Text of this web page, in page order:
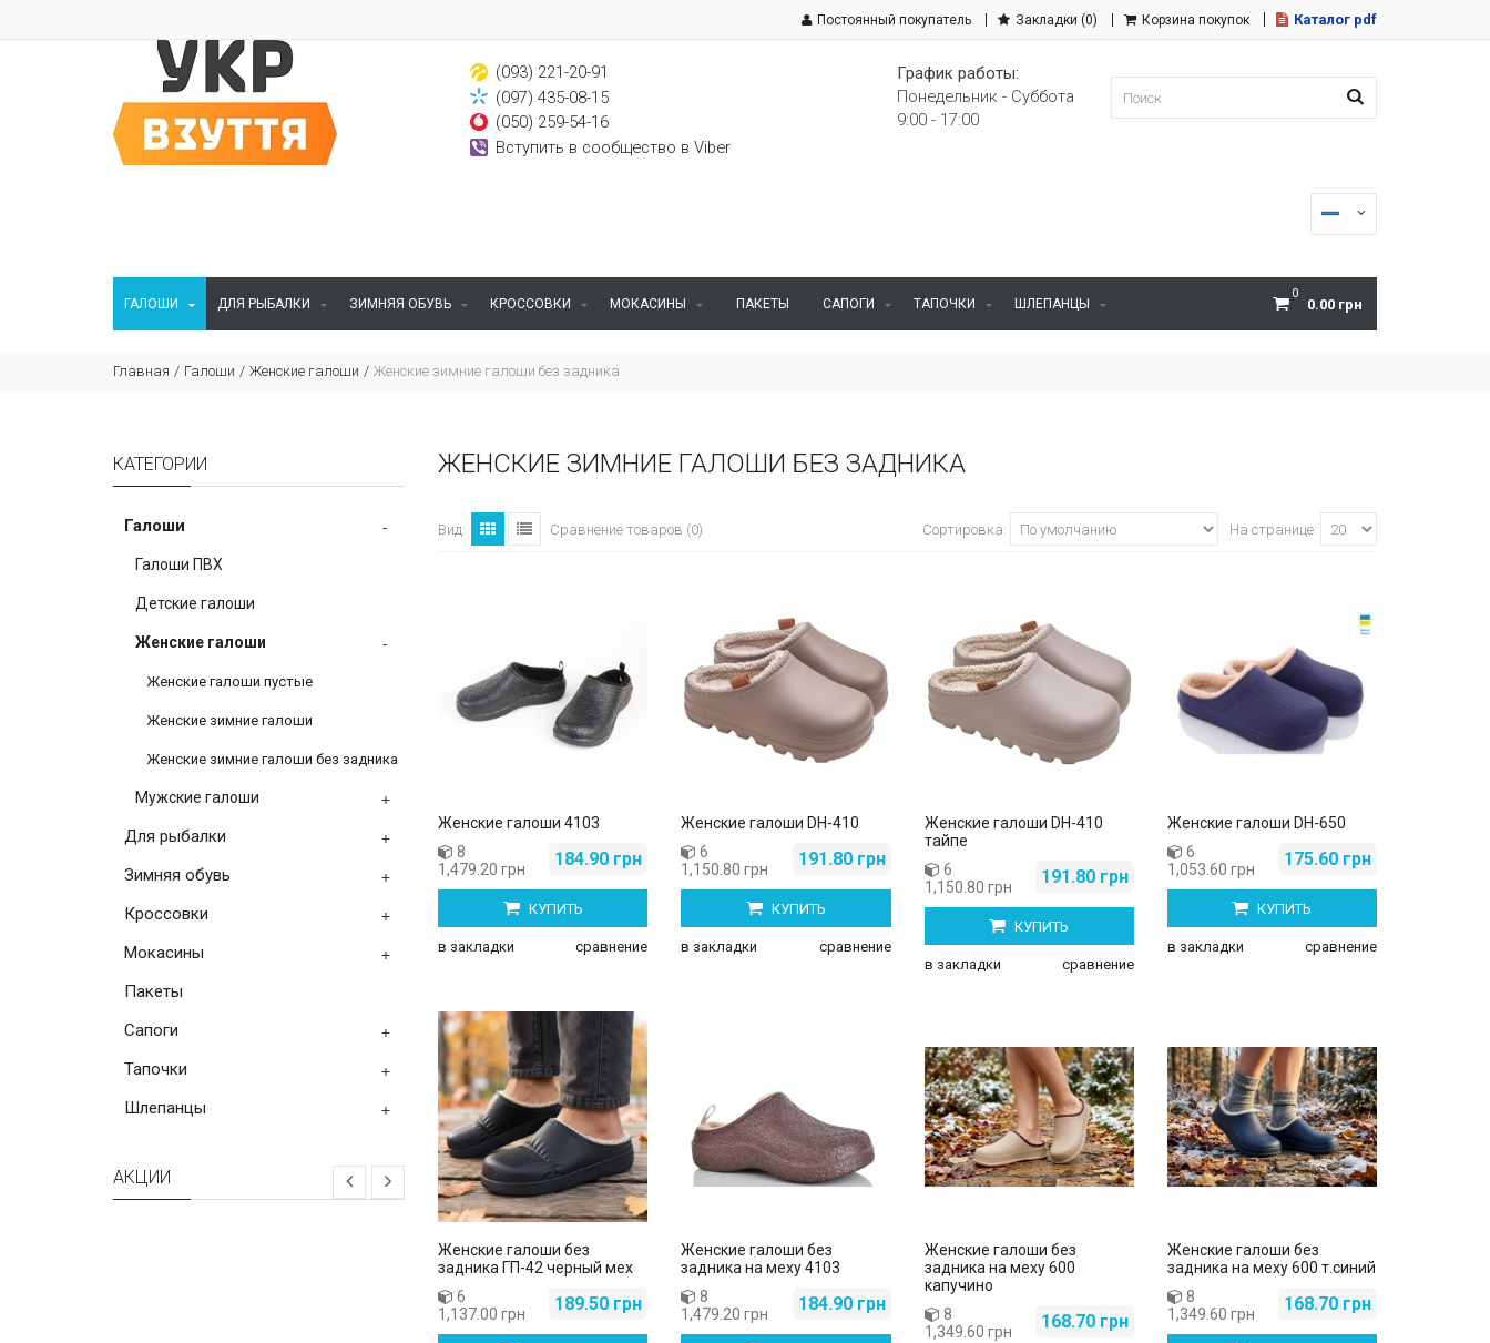
Постоянный покупатель Закладки (0) Корзина покупок Каталог pdf
(093) 221-20-91
(097) 435-08-15
(050) 259-54-16
Вступить в сообщество в Viber
График работы:
Понедельник - Суббота
9:00 - 17:00
0
0.00 грн
ГАЛОШИ ДЛЯ РЫБАЛКИ ЗИМНЯЯ ОБУВЬ КРОССОВКИ МОКАСИНЫ ПАКЕТЫ САПОГИ ТАПОЧКИ ШЛЕПАНЦЫ
Главная Галоши Женские галоши Женские зимние галоши без задника
КАТЕГОРИИ
Галоши -
Галоши ПВХ
Детские галоши
Женские галоши -
Женские галоши пустые
Женские зимние галоши
Женские зимние галоши без задника
Мужские галоши +
Для рыбалки +
Зимняя обувь +
Кроссовки +
Мокасины +
Пакеты
Сапоги
+
Тапочки +
Шлепанцы +
АКЦИИ
ЖЕНСКИЕ ЗИМНИЕ ГАЛОШИ БЕЗ ЗАДНИКА
Вид: На странице:
Сортировка:
Сравнение товаров (0)
Женские галоши 4103
184.90 грн
8
1,479.20 грн
КУПИТЬ
в закладки сравнение
Женские галоши DH-410
191.80 грн
6
1,150.80 грн
КУПИТЬ
в закладки сравнение
Женские галоши DH-410
тайпе
191.80 грн
6
1,150.80 грн
КУПИТЬ
в закладки сравнение
Женские галоши DH-650
175.60 грн
6
1,053.60 грн
КУПИТЬ
в закладки сравнение
Женские галоши без
задника ГП-42 черный мех
189.50 грн
6
1,137.00 грн
Женские галоши без
задника на меху 4103
184.90 грн
8
1,479.20 грн
Женские галоши без
задника на меху 600
капучино
168.70 грн
8
1,349.60 грн
Женские галоши без
задника на меху 600 т.синий
168.70 грн
8
1,349.60 грн